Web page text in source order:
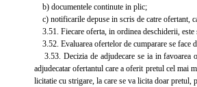
b) documentele continute in plic;
c) notificarile depuse in scris de catre ofertant,
3.51. Fiecare oferta, in ordinea deschiderii,
3.52. Evaluarea ofertelor de cumparare se face
3.53. Decizia de adjudecare se ia in favoarea
adjudecatar ofertantul care a oferit pretul cel mai
licitatie cu strigare, la care se va licita doar pretul,